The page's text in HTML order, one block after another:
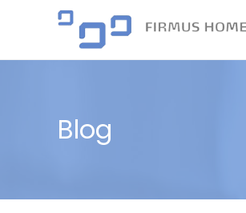
Blog